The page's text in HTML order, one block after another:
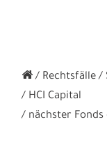
Rechtsfälle